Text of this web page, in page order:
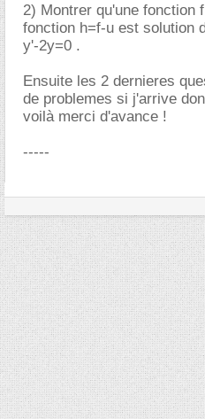
2) Montrer qu'une fonction
fonction h=f-u est solution
y'-2y=0 .
Ensuite les 2 dernieres
de problemes si j'arrive
voilà merci d'avance !
-----